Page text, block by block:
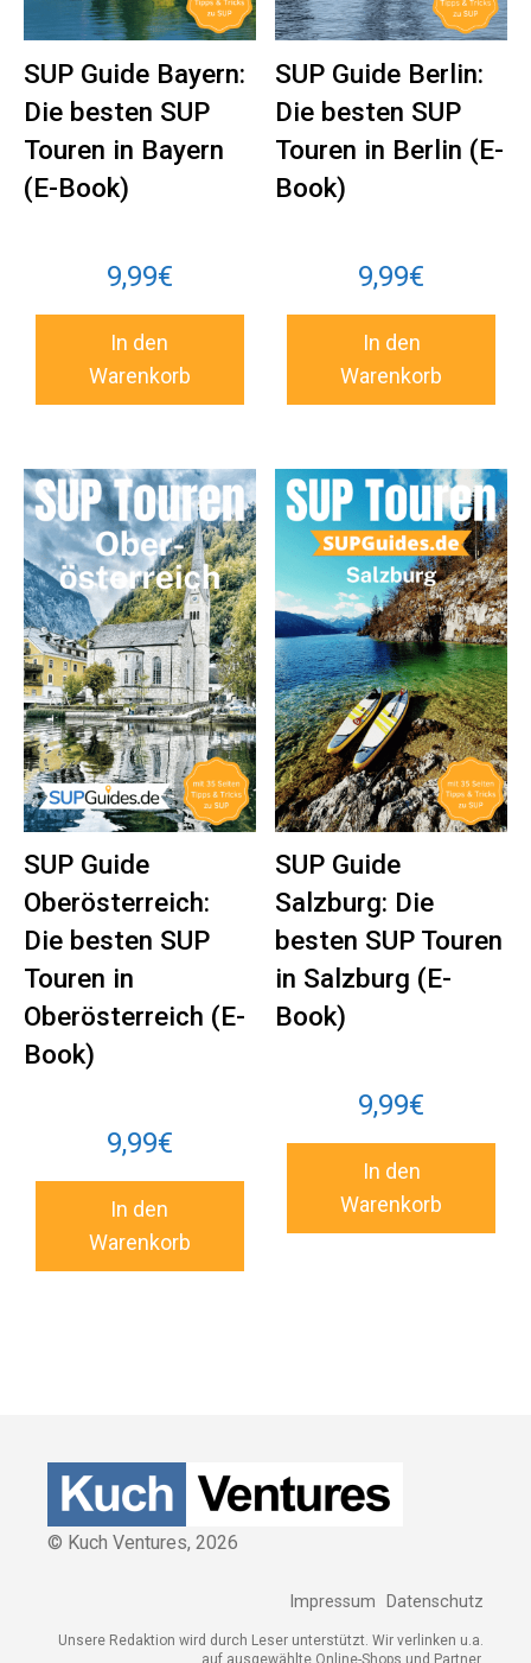
SUP Guide Bayern:
Die besten SUP
Touren in Bayern
(E-Book)
9,99€
In den
Warenkorb
SUP Guide Berlin:
Die besten SUP
Touren in Berlin (E-
Book)
9,99€
In den
Warenkorb
SUP Guide
Oberösterreich:
Die besten SUP
Touren in
Oberösterreich (E-
Book)
9,99€
In den
Warenkorb
SUP Guide
Salzburg: Die
besten SUP Touren
in Salzburg (E-
Book)
9,99€
In den
Warenkorb
© Kuch Ventures, 2026
Impressum Datenschutz
Unsere Redaktion wird durch Leser unterstützt. Wir verlinken u.a.